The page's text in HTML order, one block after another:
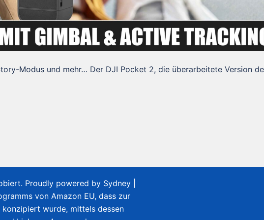
Modus und mehr… Der DJI Pocket 2, die überarbeitete Version
Proudly powered by Sydney
von Amazon EU, dass zur
konzipiert wurde, mittels dessen